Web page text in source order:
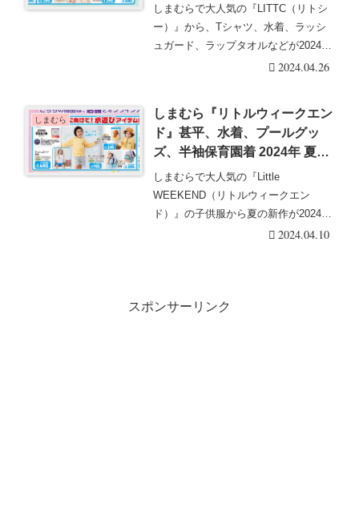
類まとめ！
しまむらで大人気の『LITTC（リトシ
ー）』から、Tシャツ、水着、ラッシ
ュガード、ラップタオルなどが2024年
4月9日（・・・続きを読む2024.04.26
しまむら
しまむら『リトルウィークエン
ド』甚平、水着、プールグッ
ズ、半袖保育園着 2024年 夏が
発売！品番、種類まとめ！
しまむらで大人気の『Little
WEEKEND（リトルウィークエン
ド）』の子供服から夏の新作が2024年
4月9日（火）・・・続きを読む2024.04.10
スポンサーリンク